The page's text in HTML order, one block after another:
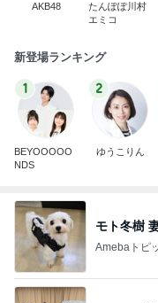
AKB48
たんぽぽ川村
エミコ
新登場ランキング
1
BEYOOOOO
NDS
2
ゆうこりん
モト冬樹
Amebaトピ